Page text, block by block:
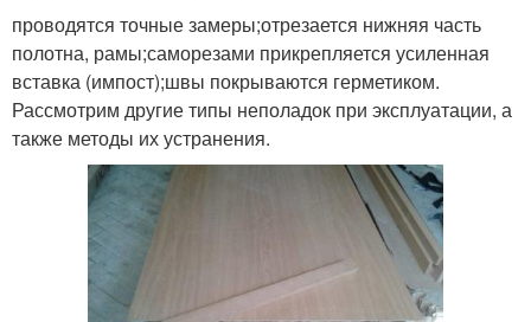
проводятся точные замеры;отрезается нижняя часть
полотна, рамы;саморезами прикрепляется усиленная
вставка (импост);швы покрываются герметиком.
Рассмотрим другие типы неполадок при эксплуатации, а
также методы их устранения.